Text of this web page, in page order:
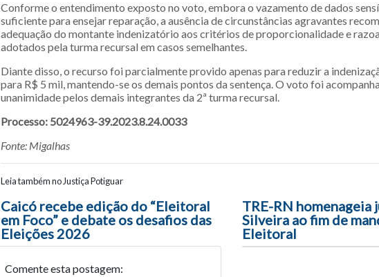
Conforme o entendimento exposto no voto, embora o vazamento de dados
suficiente para ensejar reparação, a ausência de circunstâncias agravantes
adequação do montante indenizatório aos critérios de proporcionalidade e
adotados pela turma recursal em casos semelhantes.
Diante disso, o recurso foi parcialmente provido apenas para reduzir a
para R$ 5 mil, mantendo-se os demais pontos da sentença. O voto foi
unanimidade pelos demais integrantes da 2ª turma recursal.
Processo: 5024963-39.2023.8.24.0033
Fonte: Migalhas
Leia também no Justiça Potiguar
Navegação entre posts
Caicó recebe edição do “Eleitoral
em Foco” e debate os desafios das
Eleições 2026
TRE-RN homenageia
Silveira ao fim de
Eleitoral
Comente esta postagem: